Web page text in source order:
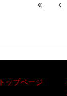
トップページ